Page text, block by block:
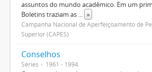
assuntos do mundo acadêmico. Em um
Boletins traziam as ... »
Campanha Nacional de Aperfeiçoamento de
Superior (CAPES)
Conselhos
Séries 1961 - 1994